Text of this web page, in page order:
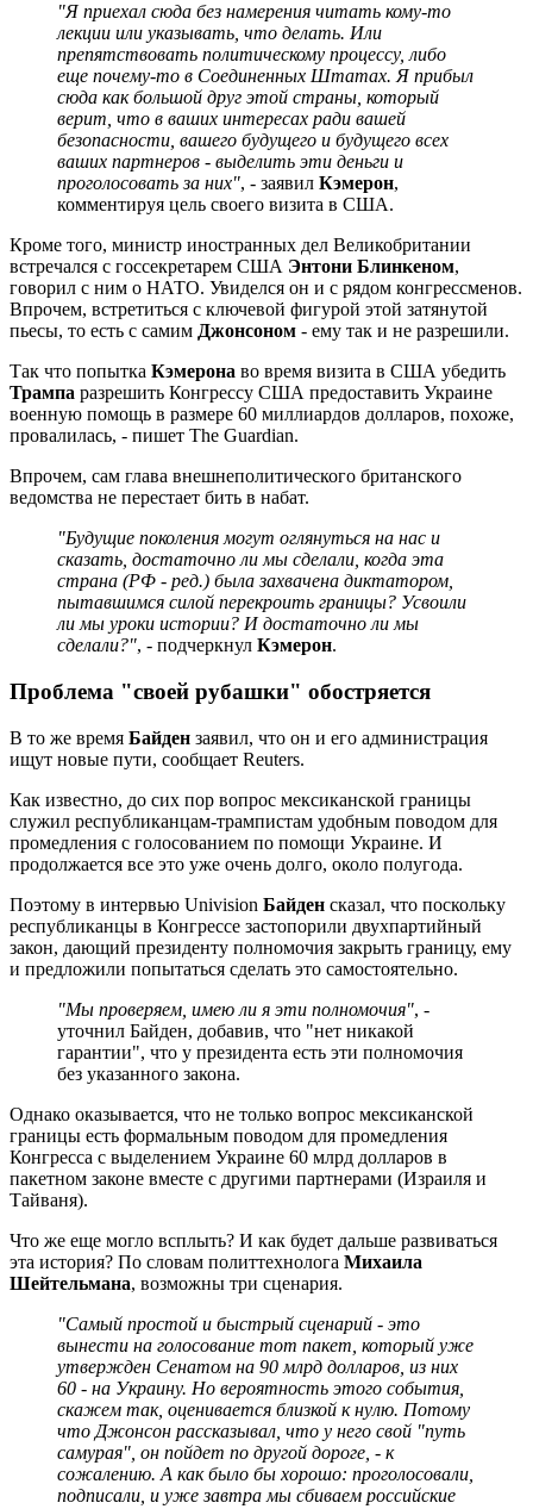
"Я приехал сюда без намерения читать кому-то
лекции или указывать, что делать. Или
препятствовать политическому процессу, либо
еще почему-то в Соединенных Штатах. Я прибыл
сюда как большой друг этой страны, который
верит, что в ваших интересах ради вашей
безопасности, вашего будущего и будущего всех
ваших партнеров - выделить эти деньги и
проголосовать за них", - заявил Кэмерон,
комментируя цель своего визита в США.
Кроме того, министр иностранных дел Великобритании
встречался с госсекретарем США Энтони Блинкеном,
говорил с ним о НАТО. Увиделся он и с рядом конгрессменов.
Впрочем, встретиться с ключевой фигурой этой затянутой
пьесы, то есть с самим Джонсоном - ему так и не разрешили.
Так что попытка Кэмерона во время визита в США убедить
Трампа разрешить Конгрессу США предоставить Украине
военную помощь в размере 60 миллиардов долларов, похоже,
провалилась, - пишет The Guardian.
Впрочем, сам глава внешнеполитического британского
ведомства не перестает бить в набат.
"Будущие поколения могут оглянуться на нас и
сказать, достаточно ли мы сделали, когда эта
страна (РФ - ред.) была захвачена диктатором,
пытавшимся силой перекроить границы? Усвоили
ли мы уроки истории? И достаточно ли мы
сделали?", - подчеркнул Кэмерон.
Проблема "своей рубашки" обостряется
В то же время Байден заявил, что он и его администрация
ищут новые пути, сообщает Reuters.
Как известно, до сих пор вопрос мексиканской границы
служил республиканцам-трампистам удобным поводом для
промедления с голосованием по помощи Украине. И
продолжается все это уже очень долго, около полугода.
Поэтому в интервью Univision Байден сказал, что поскольку
республиканцы в Конгрессе застопорили двухпартийный
закон, дающий президенту полномочия закрыть границу, ему
и предложили попытаться сделать это самостоятельно.
"Мы проверяем, имею ли я эти полномочия", -
уточнил Байден, добавив, что "нет никакой
гарантии", что у президента есть эти полномочия
без указанного закона.
Однако оказывается, что не только вопрос мексиканской
границы есть формальным поводом для промедления
Конгресса с выделением Украине 60 млрд долларов в
пакетном законе вместе с другими партнерами (Израиля и
Тайваня).
Что же еще могло всплыть? И как будет дальше развиваться
эта история? По словам политтехнолога Михаила
Шейтельмана, возможны три сценария.
"Самый простой и быстрый сценарий - это
вынести на голосование тот пакет, который уже
утвержден Сенатом на 90 млрд долларов, из них
60 - на Украину. Но вероятность этого события,
скажем так, оценивается близкой к нулю. Потому
что Джонсон рассказывал, что у него свой "путь
самурая", он пойдет по другой дороге, - к
сожалению. А как было бы хорошо: проголосовали,
подписали, и уже завтра мы сбиваем российские